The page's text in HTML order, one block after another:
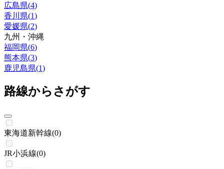
広島県(4)
香川県(1)
愛媛県(2)
九州・沖縄
福岡県(6)
熊本県(3)
鹿児島県(1)
路線からさがす
東海道新幹線(0)
JR小浜線(0)